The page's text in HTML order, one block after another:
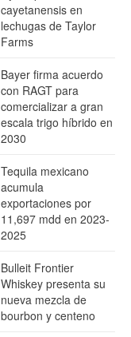
cayetanensis en
lechugas de Taylor
Farms
Bayer firma acuerdo
con RAGT para
comercializar a gran
escala trigo híbrido en
2030
Tequila mexicano
acumula
exportaciones por
11,697 mdd en 2023-
2025
Bulleit Frontier
Whiskey presenta su
nueva mezcla de
bourbon y centeno